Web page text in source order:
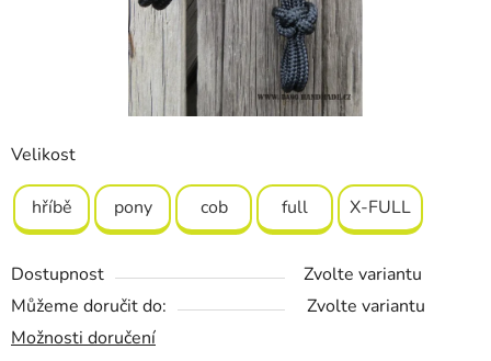
Velikost
hříbě pony cob full X-FULL
Dostupnost
Zvolte variantu
Můžeme doručit do:
Zvolte variantu
Možnosti doručení